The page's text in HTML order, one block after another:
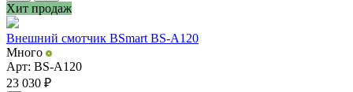
Хит продаж
Внешний смотчик BSmart BS-A120
Много
Арт: BS-A120
23 030 ₽